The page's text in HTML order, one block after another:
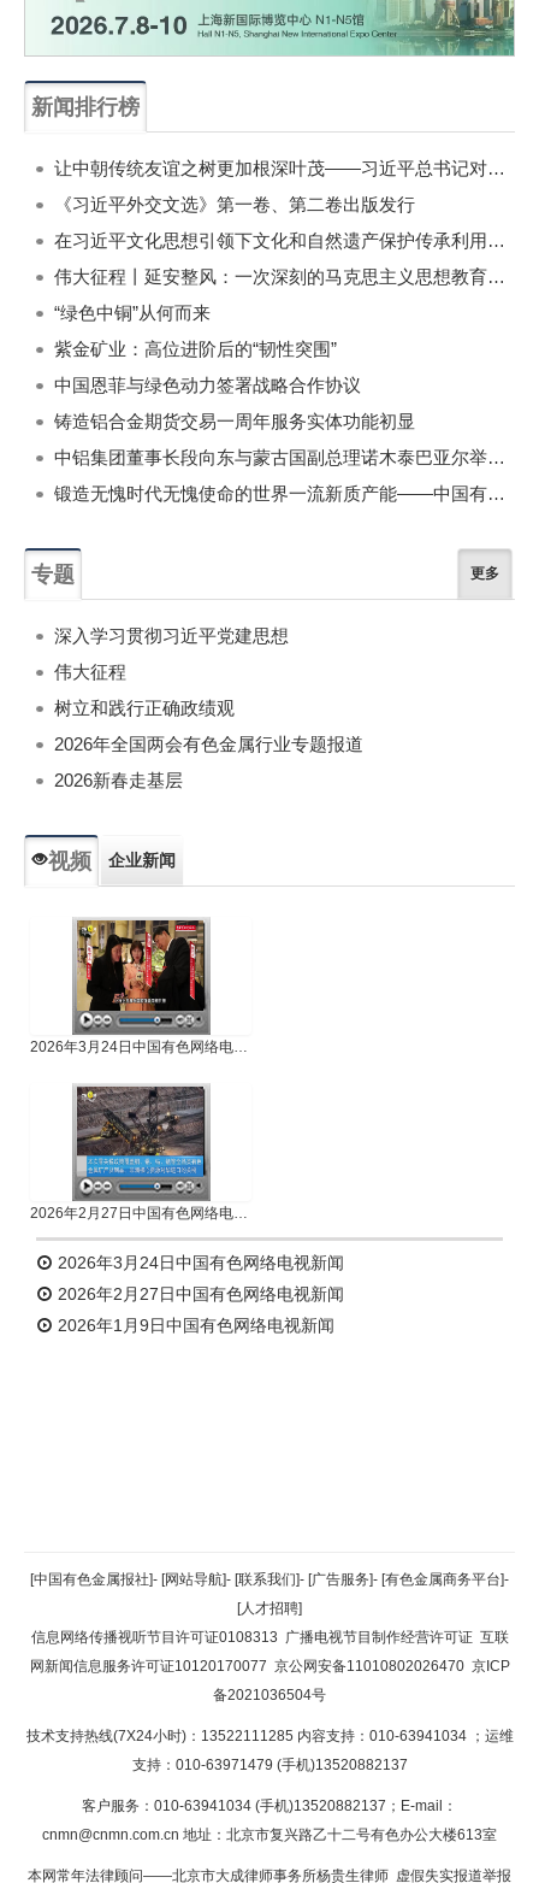
新闻排行榜
让中朝传统友谊之树更加根深叶茂——习近平总书记对朝鲜进行国事访问纪实
《习近平外交文选》第一卷、第二卷出版发行
在习近平文化思想引领下文化和自然遗产保护传承利用工作开创新局面
伟大征程丨延安整风：一次深刻的马克思主义思想教育运动
“绿色中铜”从何而来
紫金矿业：高位进阶后的“韧性突围”
中国恩菲与绿色动力签署战略合作协议
铸造铝合金期货交易一周年服务实体功能初显
中铝集团董事长段向东与蒙古国副总理诺木泰巴亚尔举行会谈
锻造无愧时代无愧使命的世界一流新质产能——中国有色金属工业的战略应对与破局之道（二）
专题 更多
深入学习贯彻习近平党建思想
伟大征程
树立和践行正确政绩观
2026年全国两会有色金属行业专题报道
2026新春走基层
视频 企业新闻
2026年3月24日中国有色网络电视新闻
2026年2月27日中国有色网络电视新闻
2026年3月24日中国有色网络电视新闻
2026年2月27日中国有色网络电视新闻
2026年1月9日中国有色网络电视新闻
返回顶部
返回首页
[中国有色金属报社]- [网站导航]- [联系我们]- [广告服务]- [有色金属商务平台]-
[人才招聘]
信息网络传播视听节目许可证0108313 广播电视节目制作经营许可证 互联
网新闻信息服务许可证10120170077 京公网安备11010802026470 京ICP
备2021036504号
技术支持热线(7X24小时)：13522111285 内容支持：010-63941034 ；运维
支持：010-63971479 (手机)13520882137
客户服务：010-63941034 (手机)13520882137；E-mail：
cnmn@cnmn.com.cn 地址：北京市复兴路乙十二号有色办公大楼613室
本网常年法律顾问——北京市大成律师事务所杨贵生律师 虚假失实报道举报